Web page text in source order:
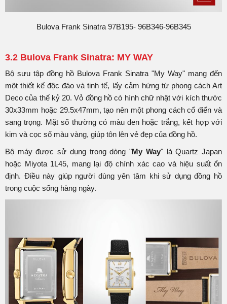
Bulova Frank Sinatra 97B195- 96B346-96B345
3.2 Bulova Frank Sinatra: MY WAY
Bộ sưu tập đồng hồ Bulova Frank Sinatra "My Way" mang đến
một thiết kế độc đáo và tinh tế, lấy cảm hứng từ phong cách Art
Deco của thế kỷ 20. Vỏ đồng hồ có hình chữ nhật với kích thước
30x33mm hoặc 29.5x47mm, tạo nên một phong cách cổ điển và
sang trọng. Mặt số thường có màu đen hoặc trắng, kết hợp với
kim và cọc số màu vàng, giúp tôn lên vẻ đẹp của đồng hồ.
Bộ máy được sử dụng trong dòng "My Way" là Quartz Japan
hoặc Miyota 1L45, mang lại độ chính xác cao và hiệu suất ổn
định. Điều này giúp người dùng yên tâm khi sử dụng đồng hồ
trong cuộc sống hàng ngày.